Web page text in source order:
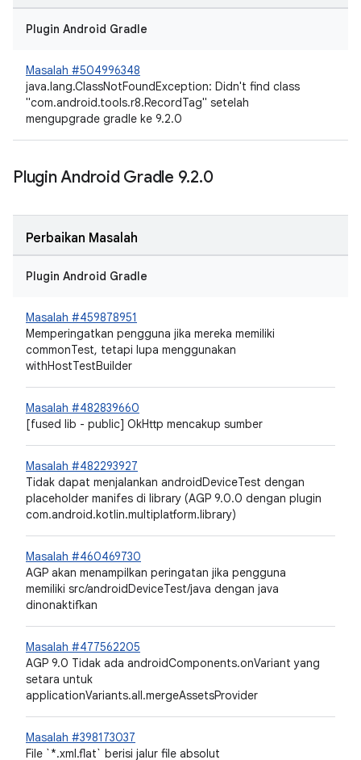
Plugin Android Gradle
Masalah #504996348
java.lang.ClassNotFoundException: Didn't find class
"com.android.tools.r8.RecordTag" setelah
mengupgrade gradle ke 9.2.0
Plugin Android Gradle 9.2.0
Perbaikan Masalah
Plugin Android Gradle
Masalah #459878951
Memperingatkan pengguna jika mereka memiliki
commonTest, tetapi lupa menggunakan
withHostTestBuilder
Masalah #482839660
[fused lib - public] OkHttp mencakup sumber
Masalah #482293927
Tidak dapat menjalankan androidDeviceTest dengan
placeholder manifes di library (AGP 9.0.0 dengan plugin
com.android.kotlin.multiplatform.library)
Masalah #460469730
AGP akan menampilkan peringatan jika pengguna
memiliki src/androidDeviceTest/java dengan java
dinonaktifkan
Masalah #477562205
AGP 9.0 Tidak ada androidComponents.onVariant yang
setara untuk
applicationVariants.all.mergeAssetsProvider
Masalah #398173037
File `*.xml.flat` berisi jalur file absolut